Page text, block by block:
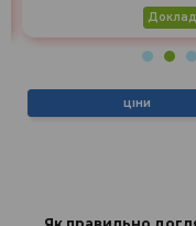
ЦІНИ